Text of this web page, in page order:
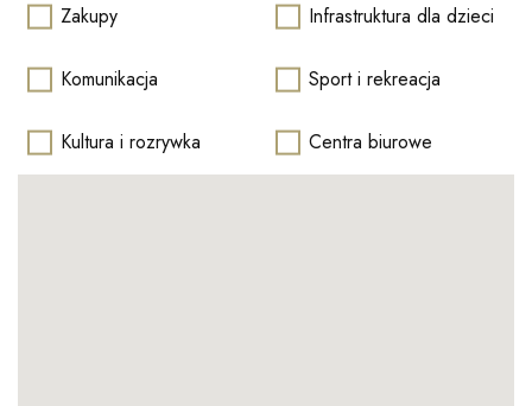
Zakupy Infrastruktura dla dzieci
Komunikacja Sport i rekreacja
Kultura i rozrywka Centra biurowe